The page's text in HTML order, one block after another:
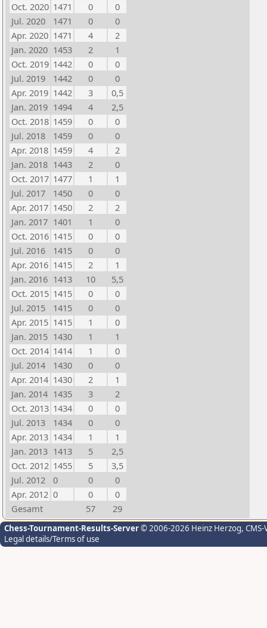
Oct. 2020 1471 0
0
Jul. 2020
1471 0
0
Apr. 2020 1471 4
2
Jan. 2020 1453 2
1
Oct. 2019 1442 0
0
Jul. 2019
1442 0
0
Apr. 2019 1442 3
0,5
Jan. 2019 1494 4
2,5
Oct. 2018 1459 0
0
Jul. 2018
1459 0
0
Apr. 2018 1459 4
2
Jan. 2018 1443 2
0
Oct. 2017 1477 1
1
Jul. 2017
1450 0
0
Apr. 2017 1450 2
2
Jan. 2017 1401 1
0
Oct. 2016 1415 0
0
Jul. 2016
1415 0
0
Apr. 2016 1415 2
1
Jan. 2016 1413 10
5,5
Oct. 2015 1415 0
0
Jul. 2015
1415 0
0
Apr. 2015 1415 1
0
Jan. 2015 1430 1
1
Oct. 2014 1414 1
0
Jul. 2014
1430 0
0
Apr. 2014 1430 2
1
Jan. 2014 1435 3
2
Oct. 2013 1434 0
0
Jul. 2013
1434 0
0
Apr. 2013 1434 1
1
Jan. 2013 1413 5
2,5
Oct. 2012 1455 5
3,5
Jul. 2012
0 0
0
Apr. 2012 0 0
0
Gesamt
57 29
Chess-Tournament-Results-Server© 2006-2026 Heinz Herzog,
Legal details/Terms of use